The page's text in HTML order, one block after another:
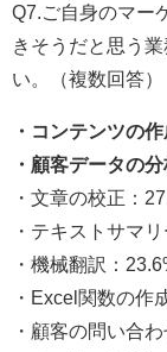
Q7.ご自身のマー
きそうだと思う
い。（複数回答）
・コンテンツの
・顧客データの
・文章の校正：
・テキストサマ
・機械翻訳：
・Excel関数の作
・顧客の問い合